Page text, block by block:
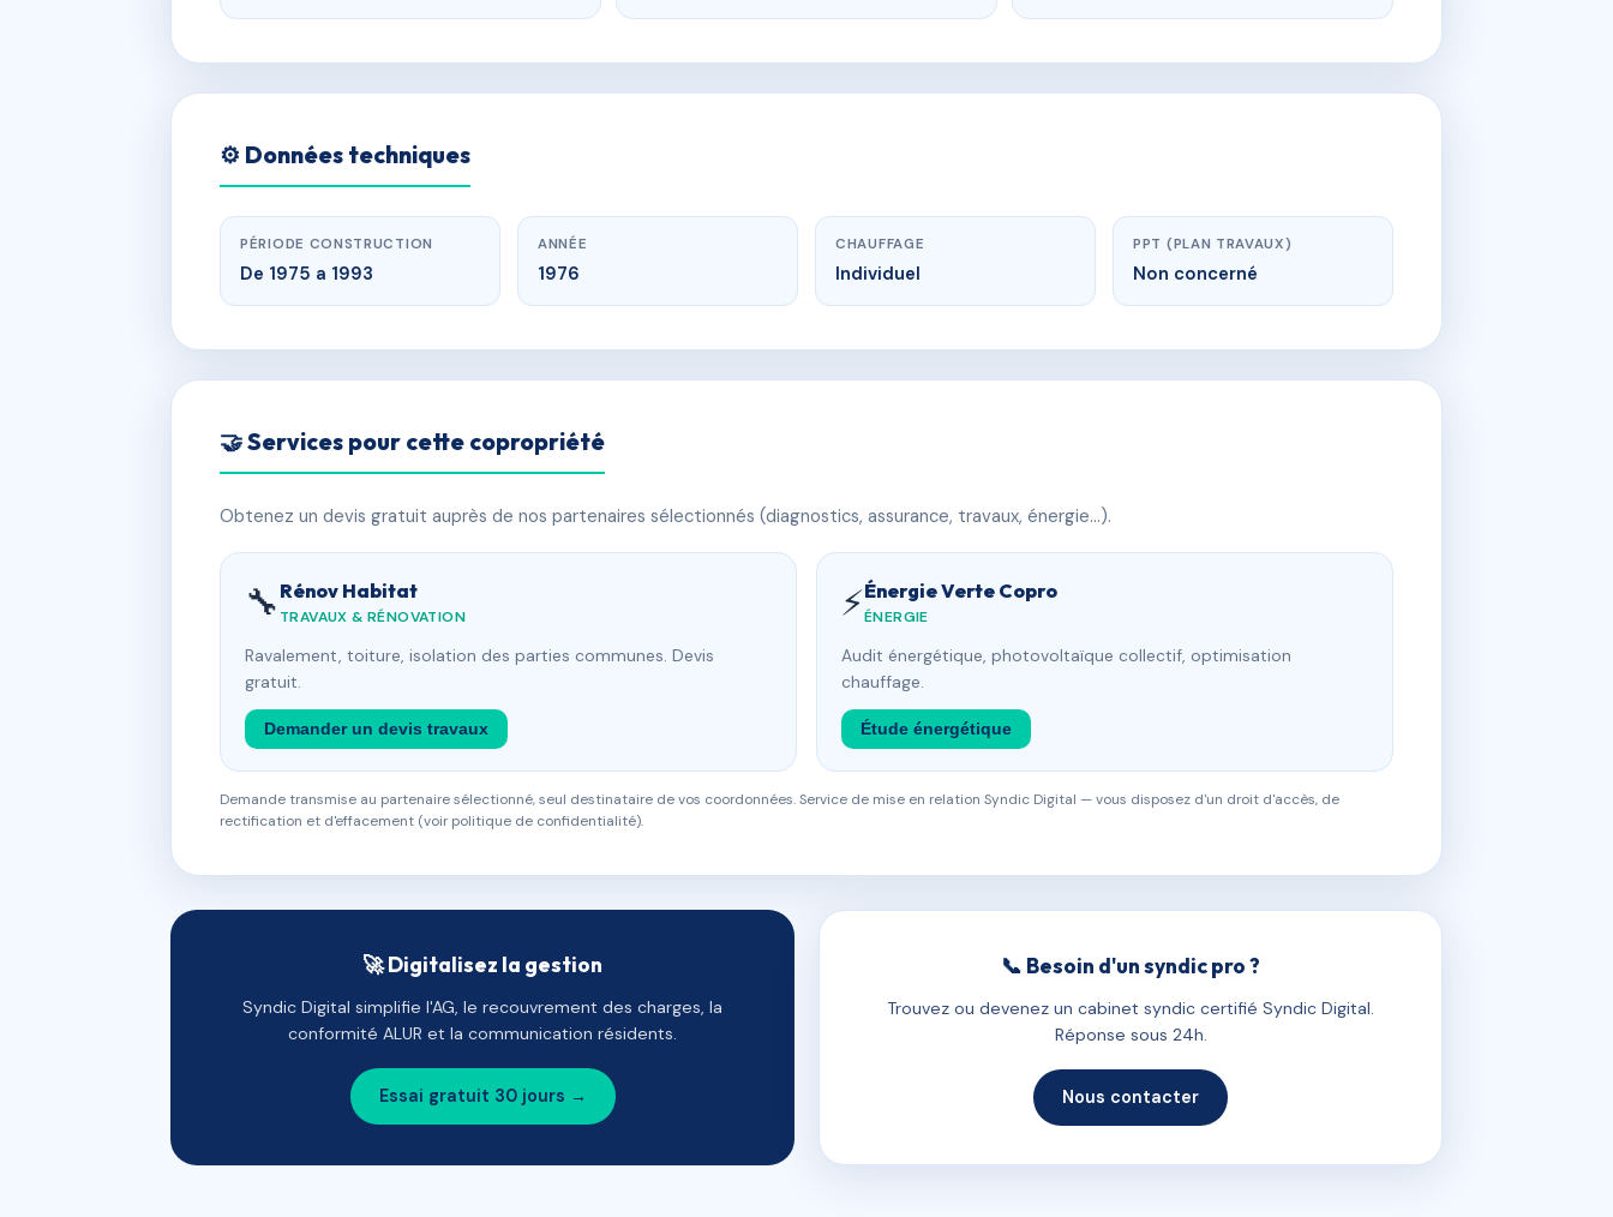
⚙️ Données techniques
PÉRIODE CONSTRUCTION
De 1975 a 1993
ANNÉE
1976
CHAUFFAGE
Individuel
PPT (PLAN TRAVAUX)
Non concerné
🤝 Services pour cette copropriété
Obtenez un devis gratuit auprès de nos partenaires sélectionnés (diagnostics, assurance, travaux, énergie…).
🔧 Rénov Habitat
TRAVAUX & RÉNOVATION
Ravalement, toiture, isolation des parties communes. Devis
gratuit.
Demander un devis travaux
⚡Énergie Verte Copro
ÉNERGIE
Audit énergétique, photovoltaïque collectif, optimisation
chauffage.
Étude énergétique
Demande transmise au partenaire sélectionné, seul destinataire de vos coordonnées. Service de mise en relation Syndic Digital — vous disposez d'un droit d'accès, de
rectification et d'effacement (voir politique de confidentialité).
🚀 Digitalisez la gestion
Syndic Digital simplifie l'AG, le recouvrement des charges, la
conformité ALUR et la communication résidents.
Essai gratuit 30 jours →
📞 Besoin d'un syndic pro ?
Trouvez ou devenez un cabinet syndic certifié Syndic Digital.
Réponse sous 24h.
Nous contacter